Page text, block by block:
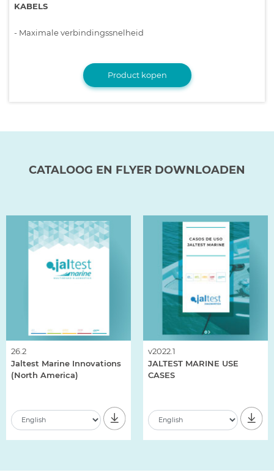
KABELS
- Maximale verbindingssnelheid
Product kopen
CATALOOG EN FLYER DOWNLOADEN
26.2
Jaltest Marine Innovations
(North America)
v2022.1
JALTEST MARINE USE
CASES